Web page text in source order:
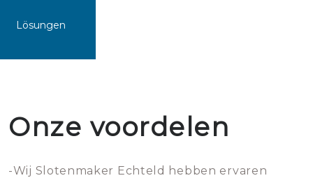
Lösungen
Onze voordelen
-Wij Slotenmaker Echteld hebben ervaren